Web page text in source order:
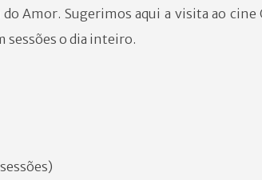
Amor. Sugerimos aqui a visita ao cine
sessões o dia inteiro.